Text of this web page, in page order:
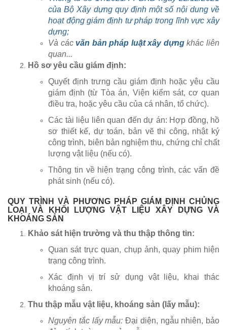
của Bộ Xây dựng quy định một số nội dung về
hoạt động giám định tư pháp trong lĩnh vực xây
dựng;
Và các văn bản pháp luật xây dựngkhác liên
quan...
Hồ sơ yêu cầu giám định:
Quyết định trưng cầu giám định hoặc yêu cầu
giám định (từ Tòa án, Viện kiểm sát, cơ quan
điều tra, hoặc yêu cầu của cá nhân, tổ chức).
Các tài liệu liên quan đến dự án: Hợp đồng, hồ
sơ thiết kế, dự toán, bản vẽ thi công, nhật ký
công trình, biên bản nghiệm thu, chứng chỉ chất
lượng vật liệu (nếu có).
Thông tin về hiện trạng công trình, các vấn đề
phát sinh (nếu có).
QUY TRÌNH VÀ PHƯƠNG PHÁP GIÁM ĐỊNH CHỦNG
LOẠI VÀ KHỐI LƯỢNG VẬT LIỆU XÂY DỰNG VÀ
KHOÁNG SẢN
Khảo sát hiện trường và thu thập thông tin:
Quan sát trực quan, chụp ảnh, quay phim hiện
trạng công trình.
Xác định vị trí sử dụng vật liệu, khai thác
khoáng sản.
Thu thập mẫu vật liệu, khoáng sản (lấy mẫu):
Nguyên tắc lấy mẫu: Đại diện, ngẫu nhiên, bảo